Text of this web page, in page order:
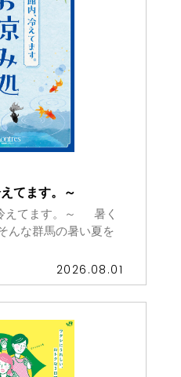
てます。～
えてます。～ 暑く
んな群馬の暑い夏を
2026.08.01